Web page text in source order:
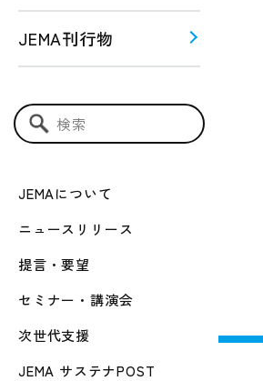
JEMA刊行物
検索キーワード入力
JEMAについて
ニュースリリース
提言・要望
セミナー・講演会
次世代支援
JEMA サステナPOST
連
！